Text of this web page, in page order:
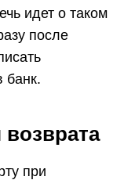
идет о таком
после
банк.
при